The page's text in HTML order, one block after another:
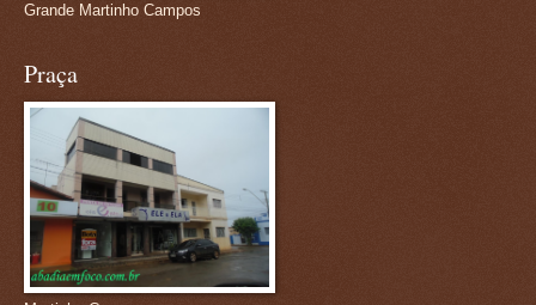
Grande Martinho Campos
Praça